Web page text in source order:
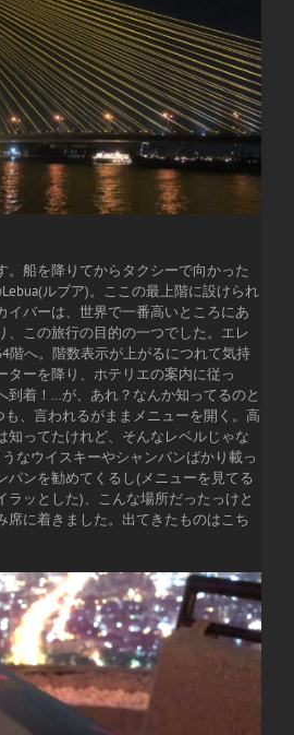
。船を降りてからタクシーで向かった
ルブア)。ここの最上階に設けられ
イバーは、世界で一番高いところにあ
、この旅行の目的の一つでした。エレ
階へ。階数表示が上がるにつれて気持
ターを降り、ホテリエの案内に従っ
到着！…が、あれ？なんか知ってるのと
、言われるがままメニューを開く。高
知ってたけれど、そんなレベルじゃな
なウイスキーやシャンパンばかり載っ
パンを勧めてくるし(メニューを見てる
ラッとした)、こんな場所だったっけと
席に着きました。出てきたものはこち